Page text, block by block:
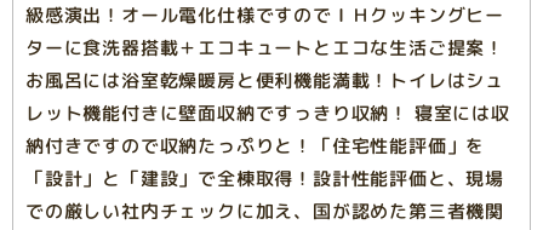
級感演出！オール電化仕様ですのでＩＨクッキングヒー
ターに食洗器搭載＋エコキュートとエコな生活ご提案！
お風呂には浴室乾燥暖房と便利機能満載！トイレはシュ
レット機能付きに壁面収納ですっきり収納！ 寝室には収
納付きですので収納たっぷりと！「住宅性能評価」を
「設計」と「建設」で全棟取得！設計性能評価と、現場
での厳しい社内チェックに加え、国が認めた第三者機関